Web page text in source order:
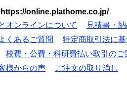
https://online.plathome.co.jp/
オンラインについて
見積書・
くあるご質問
特定商取引法に
校費・公費・科研費払い取引のご
様からの声 ご注文の取り消し